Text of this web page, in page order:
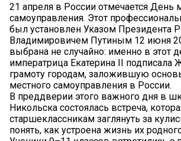
21 апреля в России отмечается День
самоуправления. Этот
был установлен Указом Президента
Владимировичем Путиным 12 июня
выбрана не случайно: именно в этот
императрица Екатерина II подписала
грамоту городам, заложившую
местного самоуправления в России.
В преддверии этого важного дня в
Никольска состоялась встреча,
старшеклассникам заглянуть за
понять, как устроена жизнь их